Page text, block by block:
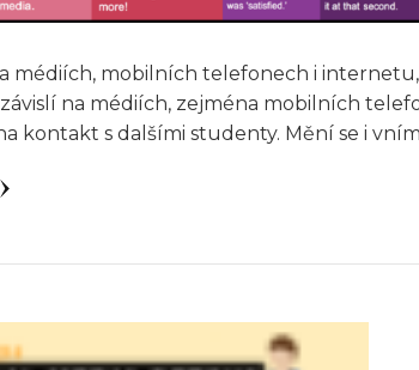
médiích, mobilních telefonech i
na médiích, zejména mobilních
kontakt s dalšími studenty. Mění se i